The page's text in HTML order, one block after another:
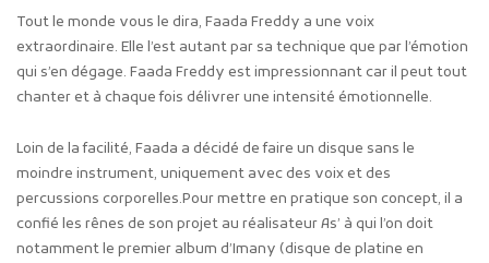
Tout le monde vous le dira, Faada Freddy a une voix
extraordinaire. Elle l’est autant par sa technique que par l’émotion
qui s’en dégage. Faada Freddy est impressionnant car il peut tout
chanter et à chaque fois délivrer une intensité émotionnelle.
Loin de la facilité, Faada a décidé de faire un disque sans le
moindre instrument, uniquement avec des voix et des
percussions corporelles.Pour mettre en pratique son concept, il a
confié les rênes de son projet au réalisateur As’ à qui l’on doit
notamment le premier album d’Imany (disque de platine en